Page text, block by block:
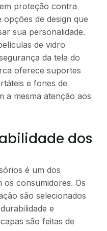
proteção contra
de design que
sua personalidade.
de vidro
da tela do
oferece suportes
e fones de
a mesma atenção aos
dos
é um dos
os consumidores. Os
são selecionados
e
são feitas de